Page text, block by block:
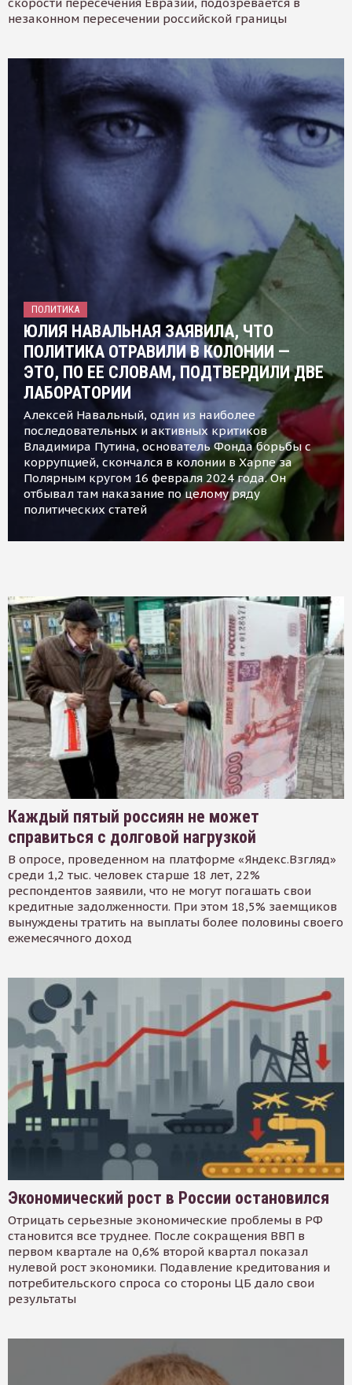
незаконном пересечении российской границы
ПОЛИТИКА
ЮЛИЯ НАВАЛЬНАЯ ЗАЯВИЛА, ЧТО
ПОЛИТИКА ОТРАВИЛИ В КОЛОНИИ —
ЭТО, ПО ЕЕ СЛОВАМ, ПОДТВЕРДИЛИ ДВЕ
ЛАБОРАТОРИИ
Алексей Навальный, один из наиболее
последовательных и активных критиков
Владимира Путина, основатель Фонда борьбы с
коррупцией, скончался в колонии в Харпе за
Полярным кругом 16 февраля 2024 года. Он
отбывал там наказание по целому ряду
политических статей
Каждый пятый россиян не может
справиться с долговой нагрузкой
В опросе, проведенном на платформе «Яндекс.Взгляд»
среди 1,2 тыс. человек старше 18 лет, 22%
респондентов заявили, что не могут погашать свои
кредитные задолженности. При этом 18,5% заемщиков
вынуждены тратить на выплаты более половины своего
ежемесячного доход
Экономический рост в России остановился
Отрицать серьезные экономические проблемы в РФ
становится все труднее. После сокращения ВВП в
первом квартале на 0,6% второй квартал показал
нулевой рост экономики. Подавление кредитования и
потребительского спроса со стороны ЦБ дало свои
результаты